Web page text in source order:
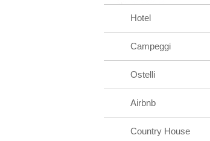
Hotel
Campeggi
Ostelli
Airbnb
Country House